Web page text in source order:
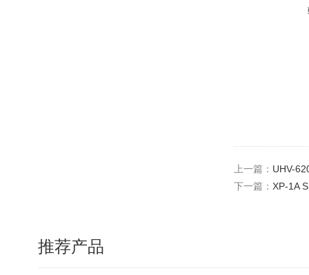
上一篇： UHV-
下一篇： XP-1A
推荐产品